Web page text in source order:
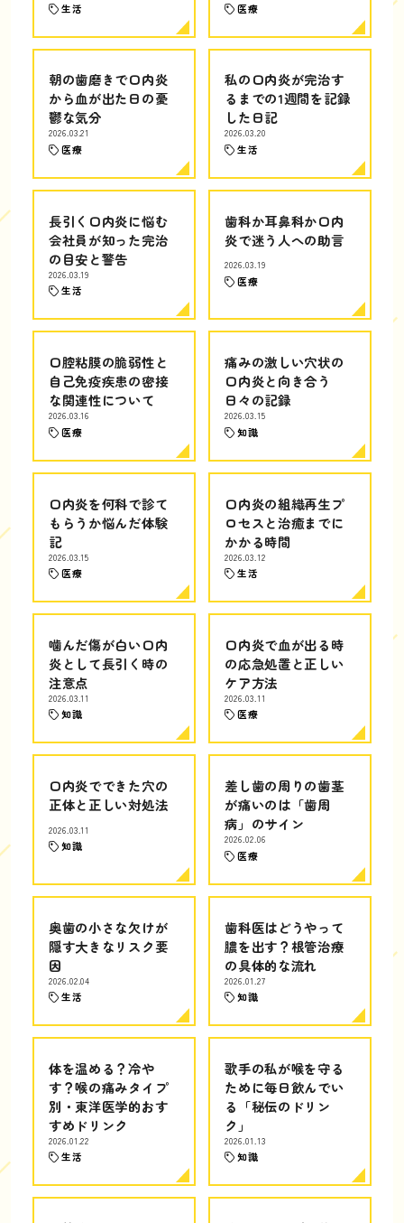
生活 医療
朝の歯磨きで口内炎
から血が出た日の憂
鬱な気分
2026.03.21
医療
私の口内炎が完治す
るまでの1週間を記録
した日記
2026.03.20
生活
長引く口内炎に悩む
会社員が知った完治
の目安と警告
2026.03.19
生活
歯科か耳鼻科か口内
炎で迷う人への助言
2026.03.19
医療
口腔粘膜の脆弱性と
自己免疫疾患の密接
な関連性について
2026.03.16
医療
痛みの激しい穴状の
口内炎と向き合う
日々の記録
2026.03.15
知識
口内炎を何科で診て
もらうか悩んだ体験
記
2026.03.15
医療
口内炎の組織再生プ
ロセスと治癒までに
かかる時間
2026.03.12
生活
噛んだ傷が白い口内
炎として長引く時の
注意点
2026.03.11
知識
口内炎で血が出る時
の応急処置と正しい
ケア方法
2026.03.11
医療
口内炎でできた穴の
正体と正しい対処法
2026.03.11
知識
差し歯の周りの歯茎
が痛いのは「歯周
病」のサイン
2026.02.06
医療
奥歯の小さな欠けが
隠す大きなリスク要
因
2026.02.04
生活
歯科医はどうやって
膿を出す？根管治療
の具体的な流れ
2026.01.27
知識
体を温める？冷や
す？喉の痛みタイプ
別・東洋医学的おす
すめドリンク
2026.01.22
生活
歌手の私が喉を守る
ために毎日飲んでい
る「秘伝のドリン
ク」
2026.01.13
知識